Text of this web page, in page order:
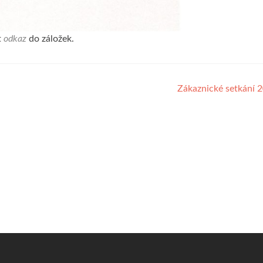
odkaz do záložek.
Zákaznické setkání